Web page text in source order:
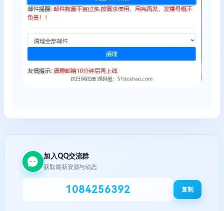
加入QQ交流群
获取最新资源与动态
1084256392 复制